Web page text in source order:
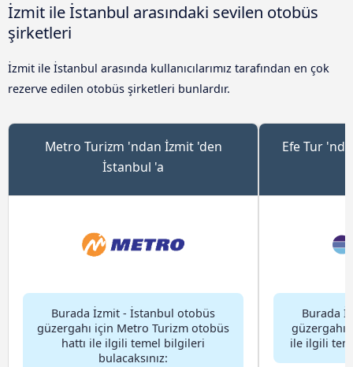
İzmit ile İstanbul arasındaki sevilen otobüs
şirketleri
İzmit ile İstanbul arasında kullanıcılarımız tarafından en çok
rezerve edilen otobüs şirketleri bunlardır.
Metro Turizm 'ndan İzmit 'den
İstanbul 'a
Burada İzmit - İstanbul otobüs
güzergahı için Metro Turizm otobüs
hattı ile ilgili temel bilgileri
bulacaksınız:
Efe Tur
Burada
güzergahı
ile ilgili